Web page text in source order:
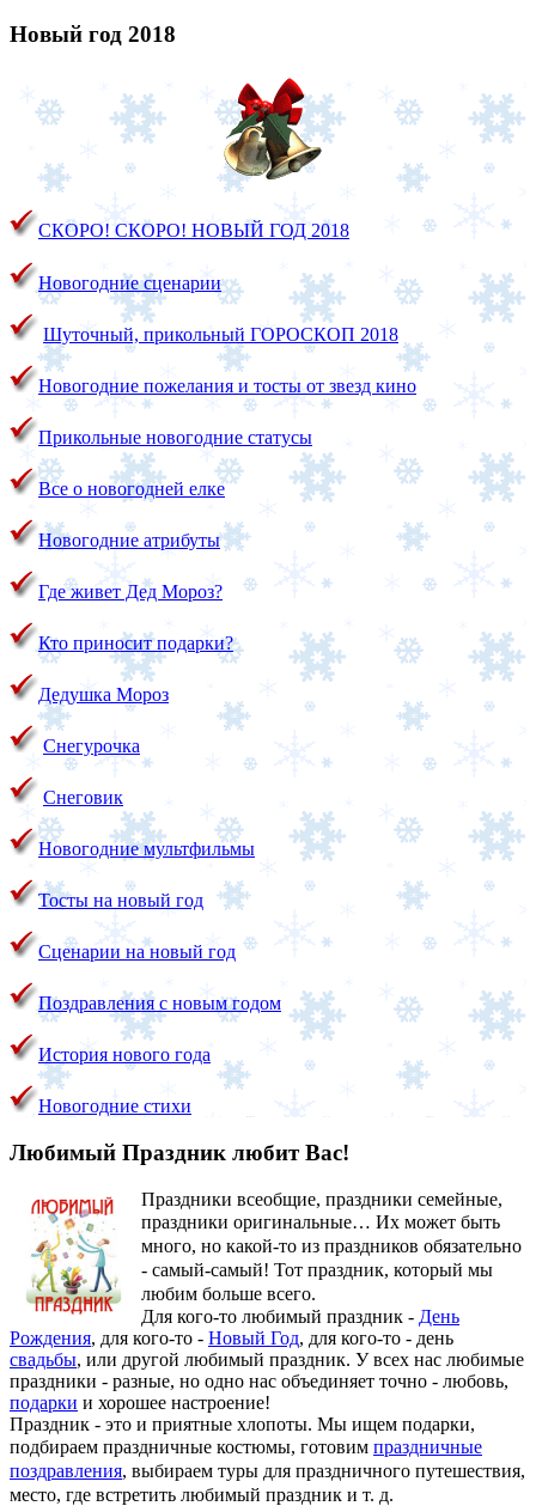
Новый год 2018
СКОРО! СКОРО! НОВЫЙ ГОД 2018
Новогодние сценарии
Шуточный, прикольный ГОРОСКОП 2018
Новогодние пожелания и тосты от звезд кино
Прикольные новогодние статусы
Все о новогодней елке
Новогодние атрибуты
Где живет Дед Мороз?
Кто приносит подарки?
Дедушка Мороз
Снегурочка
Снеговик
Новогодние мультфильмы
Тосты на новый год
Сценарии на новый год
Поздравления с новым годом
История нового года
Новогодние стихи
Любимый Праздник любит Вас!
Праздники всеобщие, праздники семейные,
праздники оригинальные… Их может быть
много, но какой-то из праздников обязательно
- самый-самый! Тот праздник, который мы
любим больше всего.
Для кого-то любимый праздник - День
Рождения, для кого-то - Новый Год, для кого-то - день
свадьбы, или другой любимый праздник. У всех нас любимые
праздники - разные, но одно нас объединяет точно - любовь,
подарки и хорошее настроение!
Праздник - это и приятные хлопоты. Мы ищем подарки,
подбираем праздничные костюмы, готовим праздничные
поздравления, выбираем туры для праздничного путешествия,
место, где встретить любимый праздник и т. д.